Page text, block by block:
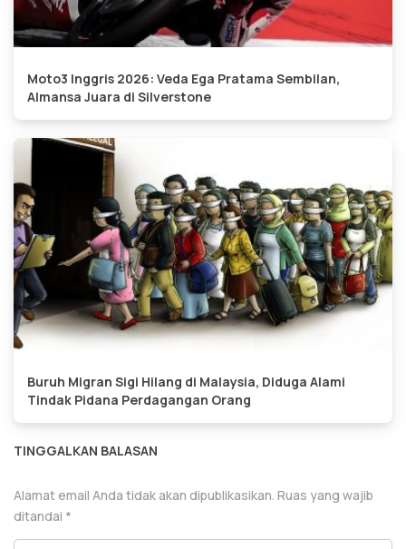
Moto3 Inggris 2026: Veda Ega Pratama Sembilan,
Almansa Juara di Silverstone
Buruh Migran Sigi Hilang di Malaysia, Diduga Alami
Tindak Pidana Perdagangan Orang
TINGGALKAN BALASAN
Alamat email Anda tidak akan dipublikasikan. Ruas yang wajib
ditandai *